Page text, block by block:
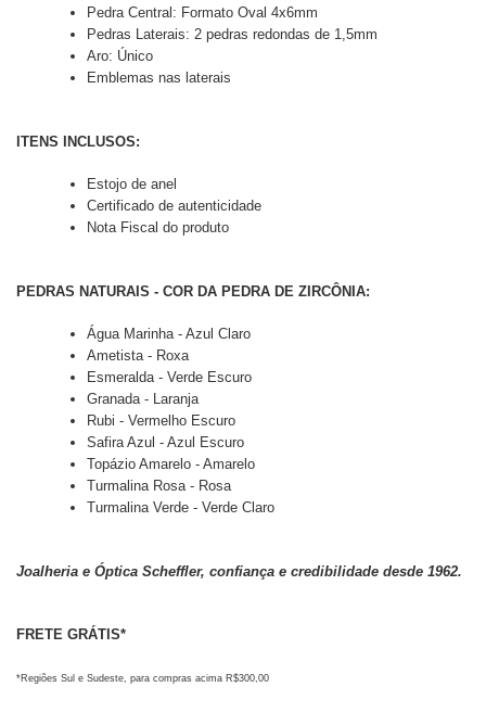
Pedra Central: Formato Oval 4x6mm
Pedras Laterais: 2 pedras redondas de 1,5mm
Aro: Único
Emblemas nas laterais
ITENS INCLUSOS:
Estojo de anel
Certificado de autenticidade
Nota Fiscal do produto
PEDRAS NATURAIS - COR DA PEDRA DE ZIRCÔNIA:
Água Marinha - Azul Claro
Ametista - Roxa
Esmeralda - Verde Escuro
Granada - Laranja
Rubi - Vermelho Escuro
Safira Azul - Azul Escuro
Topázio Amarelo - Amarelo
Turmalina Rosa - Rosa
Turmalina Verde - Verde Claro
Joalheria e Óptica Scheffler, confiança e credibilidade desde 1962.
FRETE GRÁTIS*
*Regiões Sul e Sudeste, para compras acima R$300,00